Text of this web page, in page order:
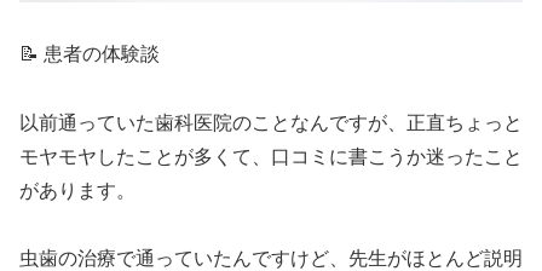
📝 患者の体験談
以前通っていた歯科医院のことなんですが、正直ちょっと
モヤモヤしたことが多くて、口コミに書こうか迷ったこと
があります。
虫歯の治療で通っていたんですけど、先生がほとんど説明